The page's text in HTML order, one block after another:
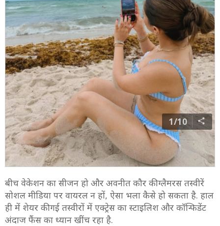
1/10
बीच वेकेशन का सीजन हो और अवनीत कौर की ग्लैमरस तस्वीरें
सोशल मीडिया पर वायरल न हों, ऐसा भला कैसे हो सकता है. हाल
ही में शेयर की गई तस्वीरों में एक्ट्रेस का स्टाइलिश और कॉन्फिडेंट
अंदाज फैंस का ध्यान खींच रहा है.